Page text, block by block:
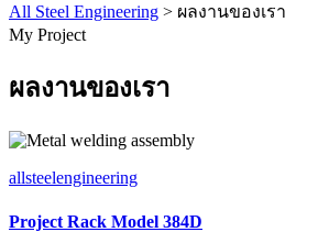
All Steel Engineering > ผลงานของเรา
My Project
ผลงานของเรา
allsteelengineering
Project Rack Model 384D